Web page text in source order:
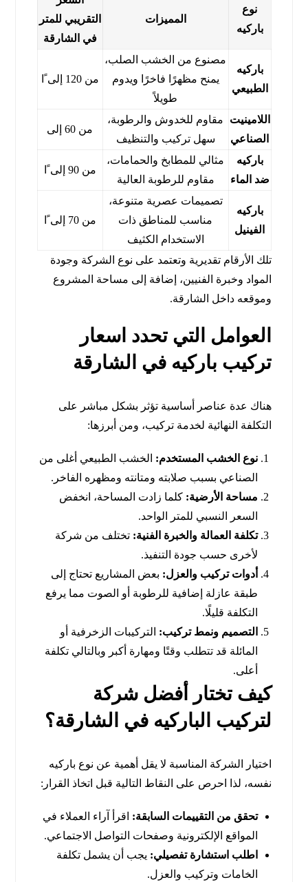
نوع
باركيه
المميزات
التقريبي للمتر
في الشارقة
باركيه
الطبيعي
مصنوع من الخشب الصلب،
يمنح مظهرًا فاخرًا ويدوم
طويلاً
من 120 إلى ًا
اللامينيت
الصناعي
مقاوم للخدوش والرطوبة،
سهل تركيب والتنظيف
من 60 إلى
باركيه
ضد الماء
مثالي للمطابخ والحمامات،
مقاوم للرطوبة العالية
من 90 إلى ًا
باركيه
الفينيل
تصميمات عصرية متنوعة،
مناسب للمناطق ذات
الاستخدام الكثيف
من 70 إلى ًا
تلك الأرقام تقديرية وتعتمد على نوع الشركة وجودة
المواد وخبرة الفنيين، إضافة إلى مساحة المشروع
وموقعه داخل الشارقة.
العوامل التي تحدد اسعار
تركيب باركيه في الشارقة
هناك عدة عناصر أساسية تؤثر بشكل مباشر على
التكلفة النهائية لخدمة تركيب، ومن أبرزها:
نوع الخشب المستخدم: الخشب الطبيعي أغلى من
الصناعي بسبب صلابته ومتانته ومظهره الفاخر.
مساحة الأرضية: كلما زادت المساحة، انخفض
السعر النسبي للمتر الواحد.
تكلفة العمالة والخبرة الفنية: تختلف من شركة
لأخرى حسب جودة التنفيذ.
أدوات تركيب والعزل: بعض المشاريع تحتاج إلى
طبقة عازلة إضافية للرطوبة أو الصوت مما يرفع
التكلفة قليلًا.
التصميم ونمط تركيب: التركيبات الزخرفية أو
المائلة قد تتطلب وقتًا ومهارة أكبر وبالتالي تكلفة
أعلى.
كيف تختار أفضل شركة
لتركيب الباركيه في الشارقة؟
اختيار الشركة المناسبة لا يقل أهمية عن نوع باركيه
نفسه، لذا احرص على النقاط التالية قبل اتخاذ القرار:
تحقق من التقييمات السابقة: اقرأ آراء العملاء في
المواقع الإلكترونية وصفحات التواصل الاجتماعي.
اطلب استشارة تفصيلي: يجب أن يشمل تكلفة
الخامات وتركيب والعزل.